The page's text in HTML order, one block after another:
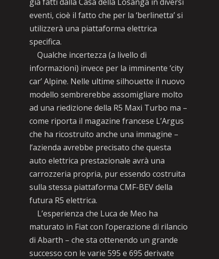
eventi, cioè il fatto che per la ‘berlinetta’ si
utilizzerà una piattaforma elettrica
specifica.
Qualche incertezza (a livello di
informazioni) invece per la imminente ‘city
car’ Alpine. Nelle ultime silhouette il nuovo
modello sembrerebbe assomigliare molto
ad una riedizione della R5 Maxi Turbo ma –
come riporta il magazine francese L’Argus
che ha ricostruito anche una immagine –
l’azienda avrebbe precisato che questa
auto elettrica prestazionale avrà una
carrozzeria propria, pur essendo costruita
sulla stessa piattaforma CMF-BEV della
futura R5 elettrica.
L’esperienza che Luca de Meo ha
maturato in Fiat con l’operazione di rilancio
di Abarth – che sta ottenendo un grande
successo con le varie 595 e 695 derivate